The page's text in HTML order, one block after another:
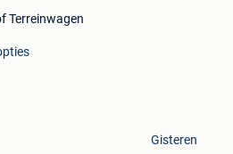
Terreinwagen
Gisteren